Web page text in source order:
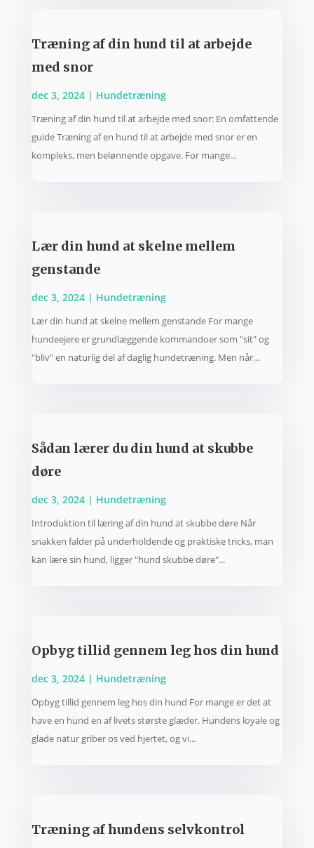
Træning af din hund til at arbejde
med snor
dec 3, 2024| Hundetræning
Træning af din hund til at arbejde med snor: En omfattende
guide Træning af en hund til at arbejde med snor er en
kompleks, men belønnende opgave. For mange...
Lær din hund at skelne mellem
genstande
dec 3, 2024| Hundetræning
Lær din hund at skelne mellem genstande For mange
hundeejere er grundlæggende kommandoer som "sit" og
"bliv" en naturlig del af daglig hundetræning. Men når...
Sådan lærer du din hund at skubbe
døre
dec 3, 2024| Hundetræning
Introduktion til læring af din hund at skubbe døre Når
snakken falder på underholdende og praktiske tricks, man
kan lære sin hund, ligger "hund skubbe døre"...
Opbyg tillid gennem leg hos din hund
dec 3, 2024| Hundetræning
Opbyg tillid gennem leg hos din hund For mange er det at
have en hund en af livets største glæder. Hundens loyale og
glade natur griber os ved hjertet, og vi...
Træning af hundens selvkontrol